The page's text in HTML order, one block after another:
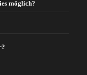
möglich?